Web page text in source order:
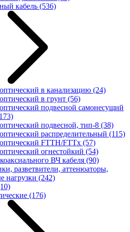
кабель (536)
в канализацию (24)
в грунт (56)
подвесной самонесущий
подвесной, тип-8 (38)
распределительный (115)
FTTH/FTTx (57)
огнестойкий (54)
ВЧ кабеля (90)
разветвители, аттенюаторы,
нагрузки (242)
(176)